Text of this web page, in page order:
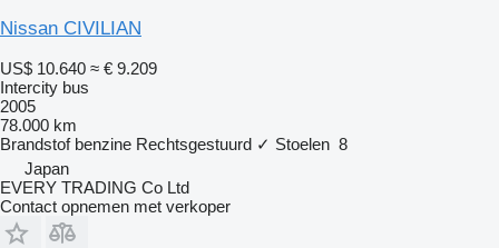
Nissan CIVILIAN
US$ 10.640 ≈ € 9.209
Intercity bus
2005
78.000 km
Brandstof benzine Rechtsgestuurd ✓ Stoelen 8
Japan
EVERY TRADING Co Ltd
Contact opnemen met verkoper